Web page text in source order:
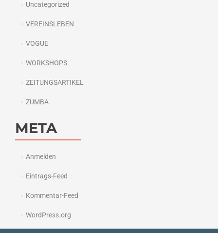
Uncategorized
VEREINSLEBEN
VOGUE
WORKSHOPS
ZEITUNGSARTIKEL
ZUMBA
META
Anmelden
Eintrags-Feed
Kommentar-Feed
WordPress.org